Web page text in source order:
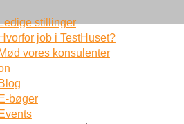
stillinger
job i TestHuset?
vores konsulenter
bøger